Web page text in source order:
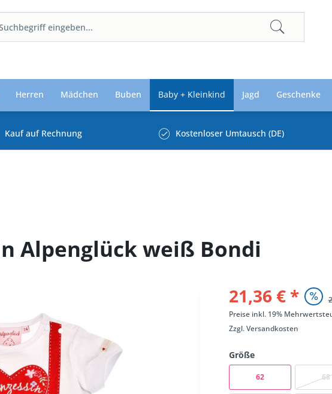
Herren Mädchen Buben Baby + Kleinkind Jagd Geschenke
Kauf auf Rechnung Kostenloser Umtausch (DE)
Alpenglück weiß Bondi
21,36 € *
Preise inkl. 19%
Zzgl.Versandkosten
Größe
62 68